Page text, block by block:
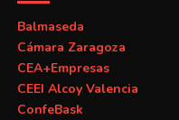
Balmaseda
Cámara Zaragoza
CEA+Empresas
CEEI Alcoy Valencia
ConfeBask